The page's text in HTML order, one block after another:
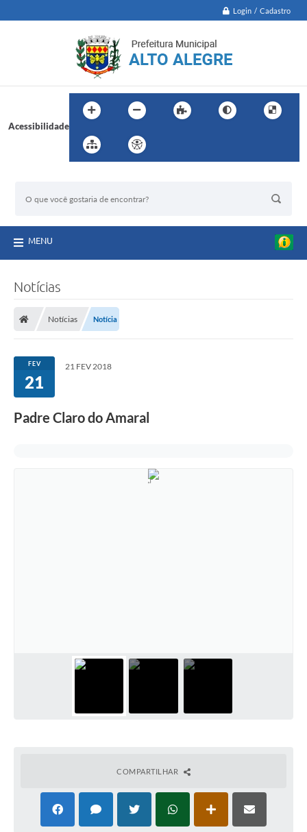
Login / Cadastro
Acessibilidade
MENU
Notícias
Notícias Notícia
FEV
21
21 FEV 2018
Padre Claro do Amaral
COMPARTILHAR